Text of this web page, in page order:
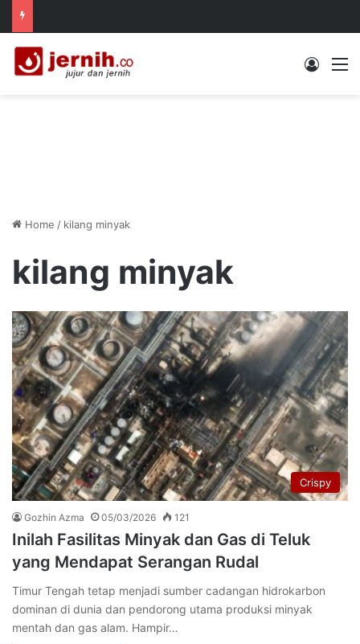
Log In
Home / kilang minyak
kilang minyak
Crispy
Gozhin Azma 05/03/2026 121
Inilah Fasilitas Minyak dan Gas di Teluk
yang Mendapat Serangan Rudal
Timur Tengah tetap menjadi sumber cadangan hidrokarbon
dominan di dunia dan pendorong utama produksi minyak
mentah dan gas alam. Hampir…